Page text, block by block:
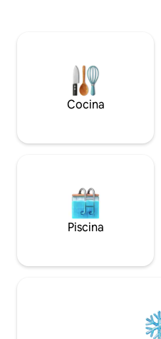
supercómodas. Amplia terraza soleada y
supertranquila para relajarse,
amanecer y descansar. A
restaurantes, bares y tiendas.
Cocina
Piscina